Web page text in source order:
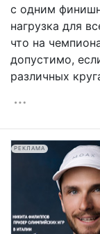
с одним
нагрузка для
что на
допустимо,
различных
РЕКЛАМА